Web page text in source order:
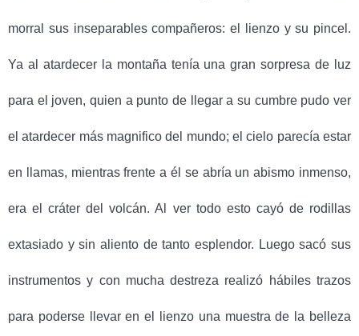
morral sus inseparables compañeros: el lienzo y su pincel.
Ya al atardecer la montaña tenía una gran sorpresa de luz
para el joven, quien a punto de llegar a su cumbre pudo ver
el atardecer más magnifico del mundo; el cielo parecía estar
en llamas, mientras frente a él se abría un abismo inmenso,
era el cráter del volcán. Al ver todo esto cayó de rodillas
extasiado y sin aliento de tanto esplendor. Luego sacó sus
instrumentos y con mucha destreza realizó hábiles trazos
para poderse llevar en el lienzo una muestra de la belleza